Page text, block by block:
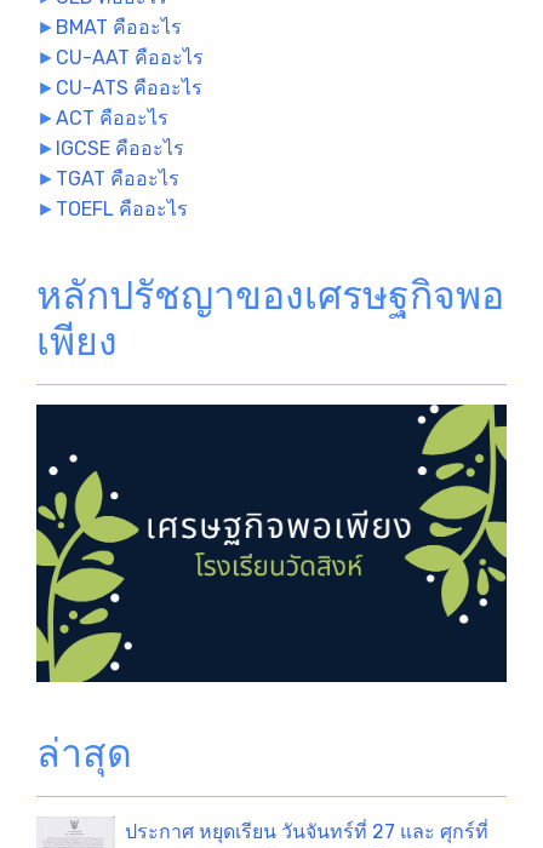
► BMAT คืออะไร
► CU-AAT คืออะไร
► CU-ATS คืออะไร
►ACT คืออะไร
► IGCSE คืออะไร
► TGAT คืออะไร
► TOEFL คืออะไร
หลักปรัชญาของเศรษฐกิจพอ
เพียง
ล่าสุด
ประกาศ หยุดเรียน วันจันทร์ที่ 27 และ ศุกร์ที่